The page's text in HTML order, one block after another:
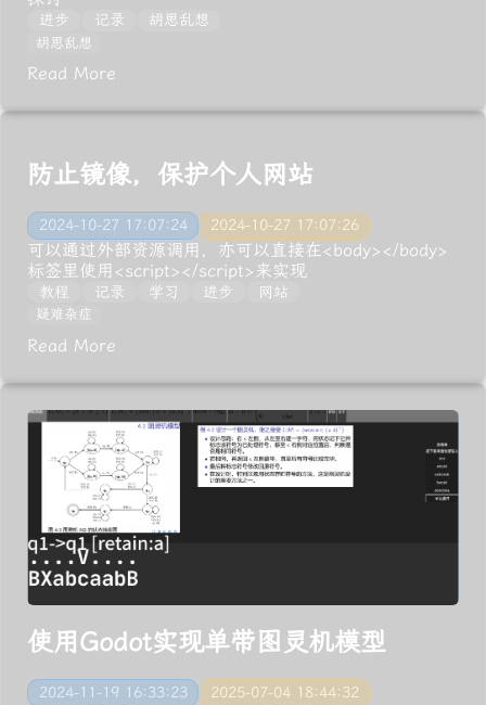
进步 记录 胡思乱想
胡思乱想
Read More
防止镜像，保护个人网站
2024-10-27 17:07:24 2024-10-27 17:07:26
可以通过外部资源调用，亦可以直接在<body></body>
标签里使用<script></script>来实现
教程 记录 学习 进步 网站
疑难杂症
Read More
使用Godot实现单带图灵机模型
2024-11-19 16:33:23 2025-07-04 18:44:32